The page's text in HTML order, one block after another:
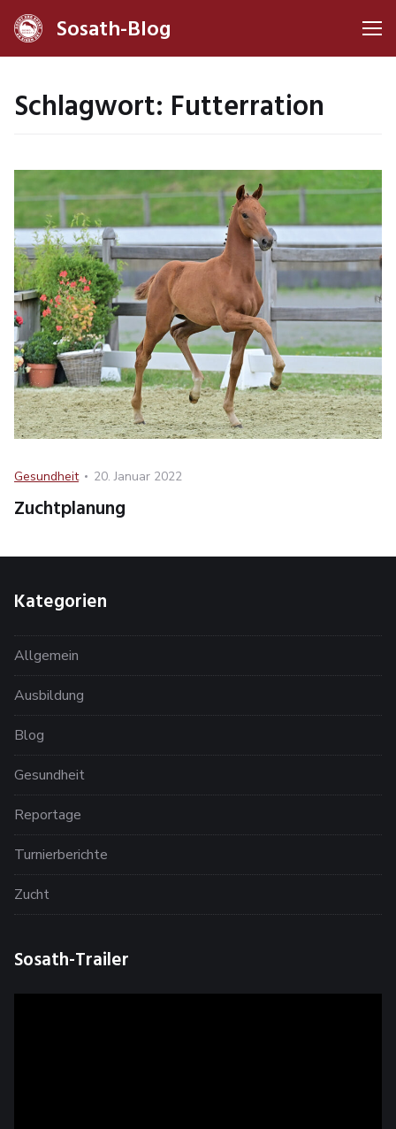
Sosath-Blog
Schlagwort: Futterration
Category
Gesundheit
Posted
20. Januar 2022
Zuchtplanung
Kategorien
Allgemein
Ausbildung
Blog
Gesundheit
Reportage
Turnierberichte
Zucht
Sosath-Trailer